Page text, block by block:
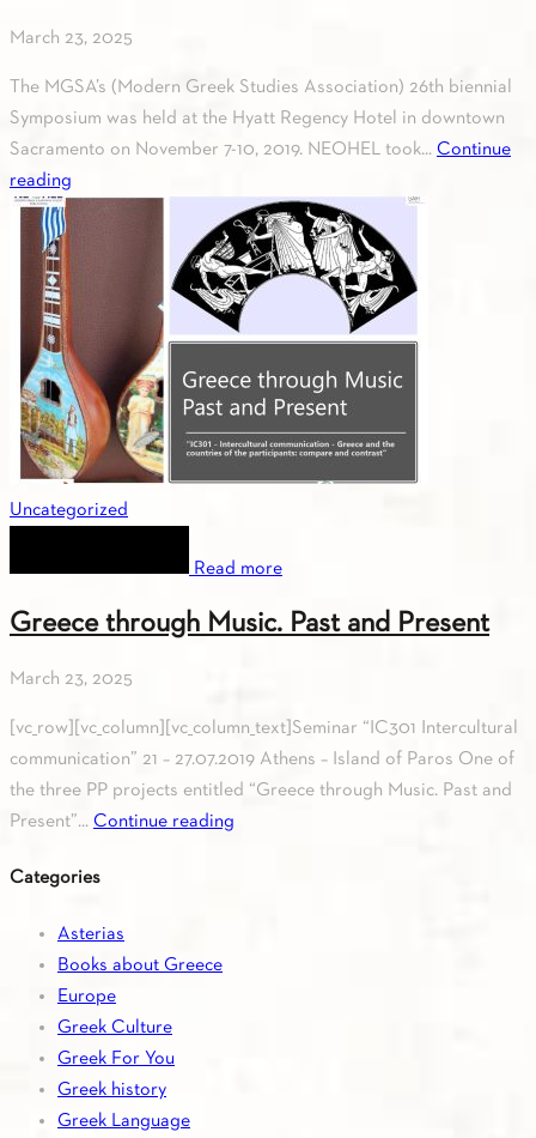
March 23, 2025
The MGSA’s (Modern Greek Studies Association) 26th biennial
Symposium was held at the Hyatt Regency Hotel in downtown
Sacramento on November 7-10, 2019. NEOHEL took... Continue
reading
Uncategorized
Read more
Greece through Music. Past and Present
March 23, 2025
[vc_row][vc_column][vc_column_text]Seminar “IC301 Intercultural
communication” 21 – 27.07.2019 Athens – Island of Paros One of
the three PP prοjects entitled “Greece through Music. Past and
Present”... Continue reading
Categories
Asterias
Books about Greece
Europe
Greek Culture
Greek For You
Greek history
Greek Language